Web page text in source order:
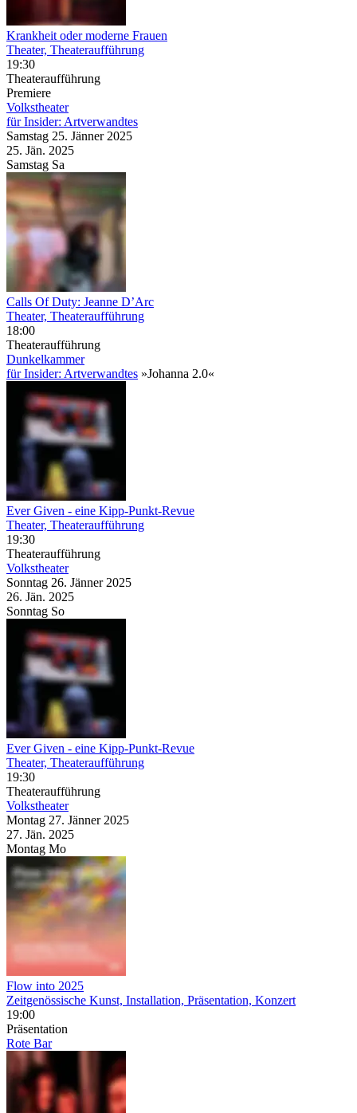
Krankheit oder moderne Frauen
Theater, Theateraufführung
19:30
Theateraufführung
Premiere
Volkstheater
für Insider: Artverwandtes
Samstag 25. Jänner 2025
25. Jän. 2025
Samstag Sa
Calls Of Duty: Jeanne D’Arc
Theater, Theateraufführung
18:00
Theateraufführung
Dunkelkammer
für Insider: Artverwandtes »Johanna 2.0«
Ever Given - eine Kipp-Punkt-Revue
Theater, Theateraufführung
19:30
Theateraufführung
Volkstheater
Sonntag 26. Jänner 2025
26. Jän. 2025
Sonntag So
Ever Given - eine Kipp-Punkt-Revue
Theater, Theateraufführung
19:30
Theateraufführung
Volkstheater
Montag 27. Jänner 2025
27. Jän. 2025
Montag Mo
Flow into 2025
Zeitgenössische Kunst, Installation, Präsentation, Konzert
19:00
Präsentation
Rote Bar